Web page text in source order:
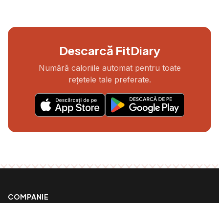
Descarcă FitDiary
Numără caloriile automat pentru toate
rețetele tale preferate.
COMPANIE